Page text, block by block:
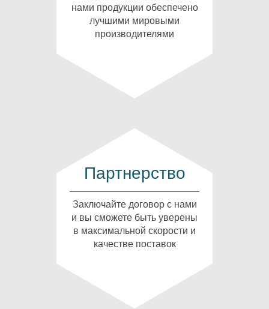
нами продукции обеспечено
лучшими мировыми
производителями
Партнерство
Заключайте договор с нами
и вы сможете быть уверены
в максимальной скорости и
качестве поставок